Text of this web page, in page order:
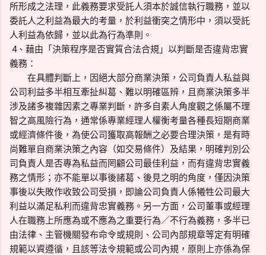
所形成之法理，此義務要求受託人須本於誠信執行職務，並以
委託人之利益為最大的考量，於利益衝突之情形中，須以受託
人利益為依歸，並以此為行為準則。
4、藉由「決策程序是否實質合法合規」以判斷是否違背忠實
義務：
在具體判斷上，因絕大部分商業決策，公司負責人私益與
公司利益多半相互牽扯糾葛、難以明確區辨，且商業決策多半
涉及諸多複雜因素之專業判斷，許多自素人角度觀之係屬不理
智之高風險行為，通常係專業經理人權衡考量各種長短期商業
或經濟條件後，為使公司獲取高報酬之必要合理決策，是有時
尚難單自商業決策之內容（如交易條件）及結果，明確判別公
司負責人是否專為私益而罔顧公司最佳利益，而有違背忠實義
務之情形；亦不能單以事後諸葛、後見之明的角度，僅因決策
事後以失敗作收致公司受損，即論公司負責人係犧牲公司最大
利益以滿足私利而違背忠實義務。另一方面，公司董事或經理
人在職務上所應為或不應為之重要行為／不行為義務，多半已
由法律、主管機關發布命令或規則、公司內部規章等定有明確
規範以資遵循，且該等法令規範或公司內規，原則上亦係為保